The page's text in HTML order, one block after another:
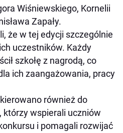
Wiśniewskiego, Kornelii
Zapały.
że w tej edycji szczególnie
uczestników. Każdy
szkołę z nagrodą, co
ich zaangażowania, pracy
również do
którzy wspierali uczniów
i pomagali rozwijać